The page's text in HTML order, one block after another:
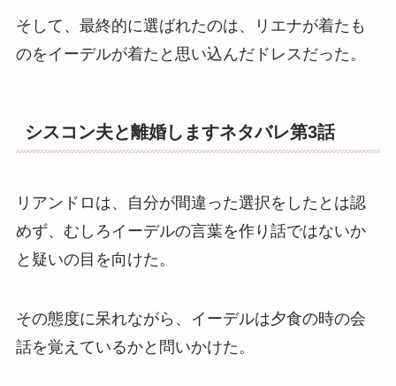
そして、最終的に選ばれたのは、リエナが着たも
のをイーデルが着たと思い込んだドレスだった。
シスコン夫と離婚しますネタバレ第3話
リアンドロは、自分が間違った選択をしたとは認
めず、むしろイーデルの言葉を作り話ではないか
と疑いの目を向けた。
その態度に呆れながら、イーデルは夕食の時の会
話を覚えているかと問いかけた。